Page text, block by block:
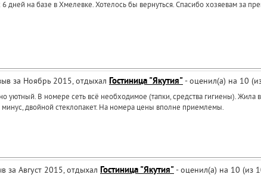
дней на базе в Хмелевке. Хотелось бы вернуться. Спасибо хозяевам за
за Ноябрь 2015, отдыхал Гостиница "Якутия"- оценил(а) на 10
уютный. В номере сеть всё необходимое (тапки, средства гигиены).
двойной стеклопакет. На номера цены вполне приемлемы.
за Август 2015, отдыхал Гостиница "Якутия"- оценил(а) на 10 (из